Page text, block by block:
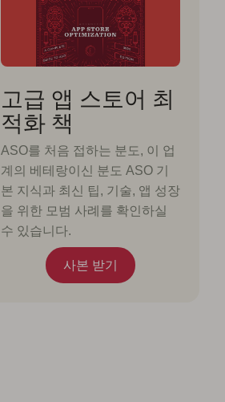
고급 앱 스토어 최
적화 책
ASO를 처음 접하는 분도, 이 업
계의 베테랑이신 분도 ASO 기
본 지식과 최신 팁, 기술, 앱 성장
을 위한 모범 사례를 확인하실
수 있습니다.
사본 받기